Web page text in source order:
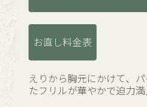
お直し料金表
えりから胸元にかけて、
たフリルが華やかで迫力満